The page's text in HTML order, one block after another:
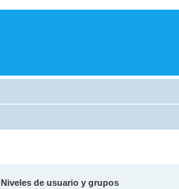
Niveles de usuario y grupos